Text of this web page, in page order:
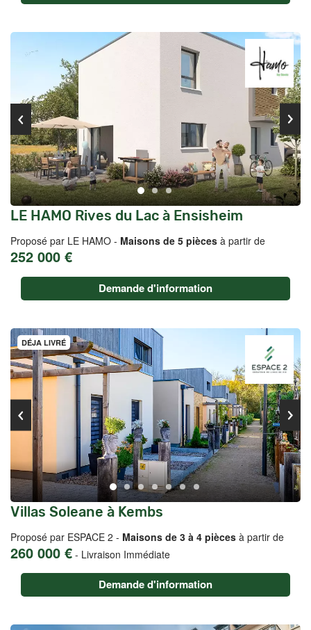
LE HAMO Rives du Lac à Ensisheim
Proposé par LE HAMO - Maisons de 5 pièces à partir de
252 000 €
Demande d'information
DÉJA LIVRÉ
Villas Soleane à Kembs
Proposé par ESPACE 2 - Maisons de 3 à 4 pièces à partir de
260 000 € - Livraison Immédiate
Demande d'information